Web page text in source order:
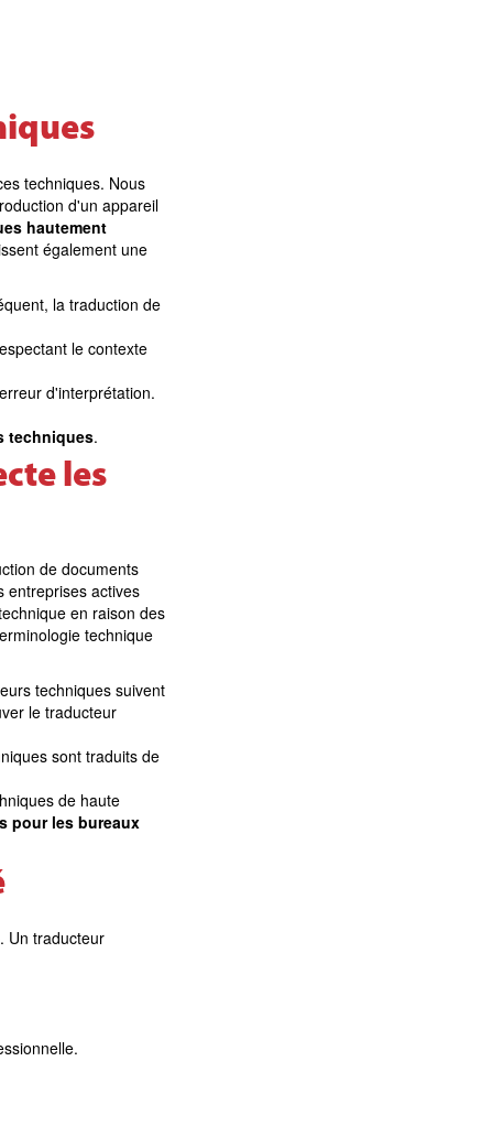
techniques. Nous
d'un appareil
hautement
également une
la traduction de
le contexte
d'interprétation.
techniques.
les
de documents
entreprises actives
en raison des
technique
techniques suivent
le traducteur
sont traduits de
de haute
pour les bureaux
Un traducteur